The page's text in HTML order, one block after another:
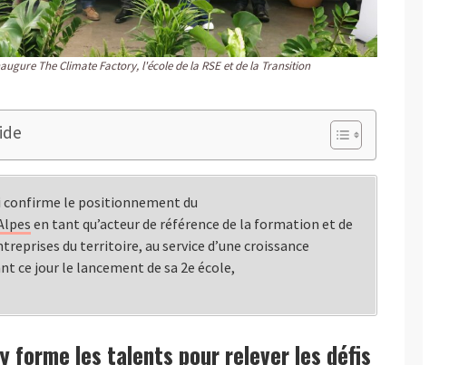
The Climate Factory, l'école de la RSE et de la Transition
le positionnement du
en tant qu’acteur de référence de la formation et de
du territoire, au service d’une croissance
ce jour le lancement de sa 2e école,
forme les talents pour relever les défis